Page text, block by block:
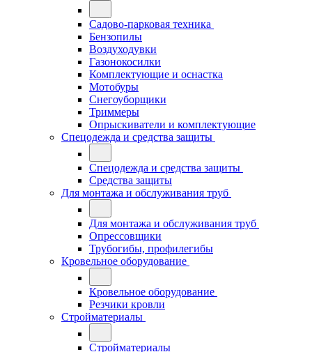
Садово-парковая техника
Бензопилы
Воздуходувки
Газонокосилки
Комплектующие и оснастка
Мотобуры
Снегоуборщики
Триммеры
Опрыскиватели и комплектующие
Спецодежда и средства защиты
Спецодежда и средства защиты
Средства защиты
Для монтажа и обслуживания труб
Для монтажа и обслуживания труб
Опрессовщики
Трубогибы, профилегибы
Кровельное оборудование
Кровельное оборудование
Резчики кровли
Стройматериалы
Стройматериалы